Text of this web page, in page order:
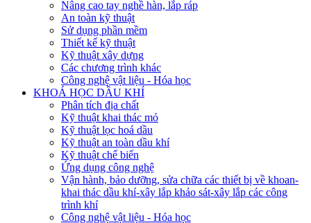
Nâng cao tay nghề hàn, lắp ráp
An toàn kỹ thuật
Sử dụng phần mềm
Thiết kế kỹ thuật
Kỹ thuật xây dựng
Các chương trình khác
Công nghệ vật liệu - Hóa học
KHOÁ HỌC DẦU KHÍ
Phân tích địa chất
Kỹ thuật khai thác mỏ
Kỹ thuật lọc hoá dầu
Kỹ thuật an toàn dầu khí
Kỹ thuật chế biến
Ứng dụng công nghệ
Vận hành, bảo dưỡng, sửa chữa các thiết bị về khoan-
khai thác dầu khí-xây lắp khảo sát-xây lắp các công
trình khí
Công nghệ vật liệu - Hóa học